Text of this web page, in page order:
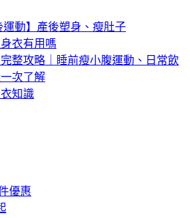
運動】產後塑身、瘦肚子
衣有用嗎
整攻略｜睡前瘦小腹運動、日常飲
次了解
知識
優惠